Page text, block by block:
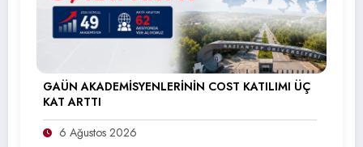
GAÜN AKADEMİSYENLERİNİN COST KATILIMI ÜÇ
KAT ARTTI
6 Ağustos 2026